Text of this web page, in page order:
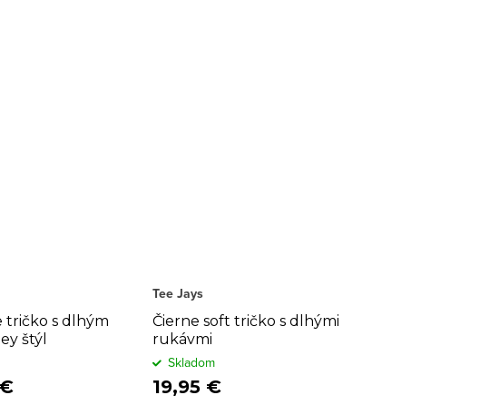
tričko s dlhým
štýl
Čierne soft tričko s dlhými
rukávmi
Tee Jays
19,95 €
Skladom